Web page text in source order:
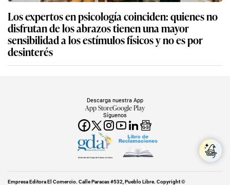
Los expertos en psicología coinciden: quienes no
disfrutan de los abrazos tienen una mayor
sensibilidad a los estímulos físicos y no es por
desinterés
Síguenos
Descarga nuestra App
App StoreGoogle Play
Miembro del Grupo de Diarios América
Empresa Editora El Comercio. Calle Paracas #532, Pueblo Libre. Copyright ©